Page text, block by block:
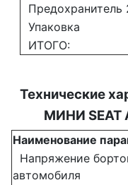
Предохранитель
Упаковка
ИТОГО:
Технические
МИНИ
Наименование
Напряжение
автомобиля